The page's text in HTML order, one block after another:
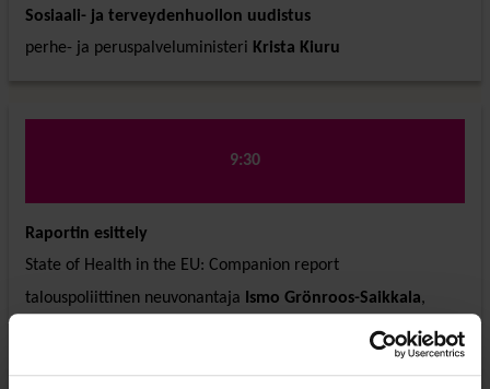
Sosiaali- ja terveydenhuollon uudistus
perhe- ja peruspalveluministeri Krista Kiuru
9:30
Raportin esittely
State of Health in the EU: Companion report
talouspoliittinen neuvonantaja
Ismo Grönroos-Saikkala,